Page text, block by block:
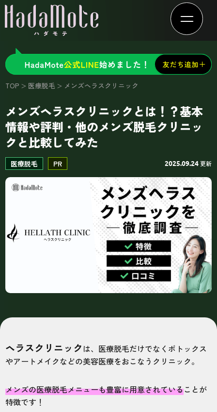
TOP 医療脱毛 メンズヘラスクリニック
メンズヘラスクリニックとは！？基本
情報や評判・他のメンズ脱毛クリニッ
クと比較してみた
医療脱毛 PR 2025.09.24更新
ヘラスクリニック は、医療脱毛だけでなくボトックス
やアートメイクなどの美容医療をおこなうクリニック。
メンズの医療脱毛メニューも豊富に用意されていることが
特徴です！